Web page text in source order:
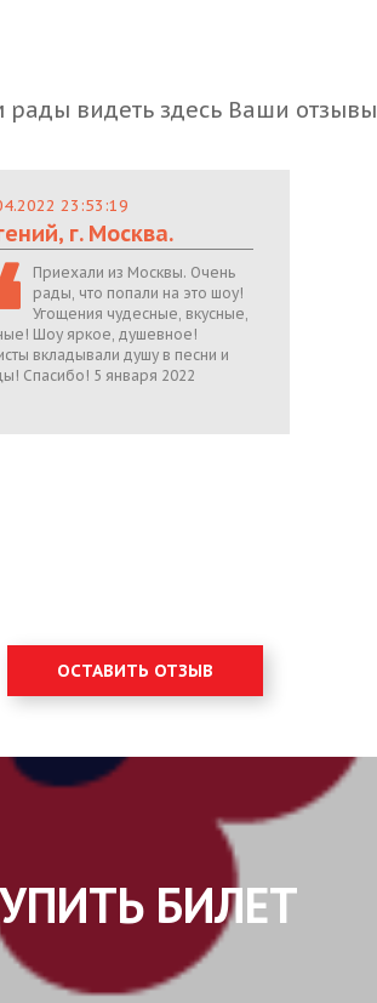
видеть здесь Ваши отзывы
23:53:19
г. Москва.
Приехали из Москвы. Очень
рады, что попали на это шоу!
Угощения чудесные, вкусные,
Шоу яркое, душевное!
вкладывали душу в песни и
Спасибо! 5 января 2022
ОСТАВИТЬ ОТЗЫВ
БИЛЕТ